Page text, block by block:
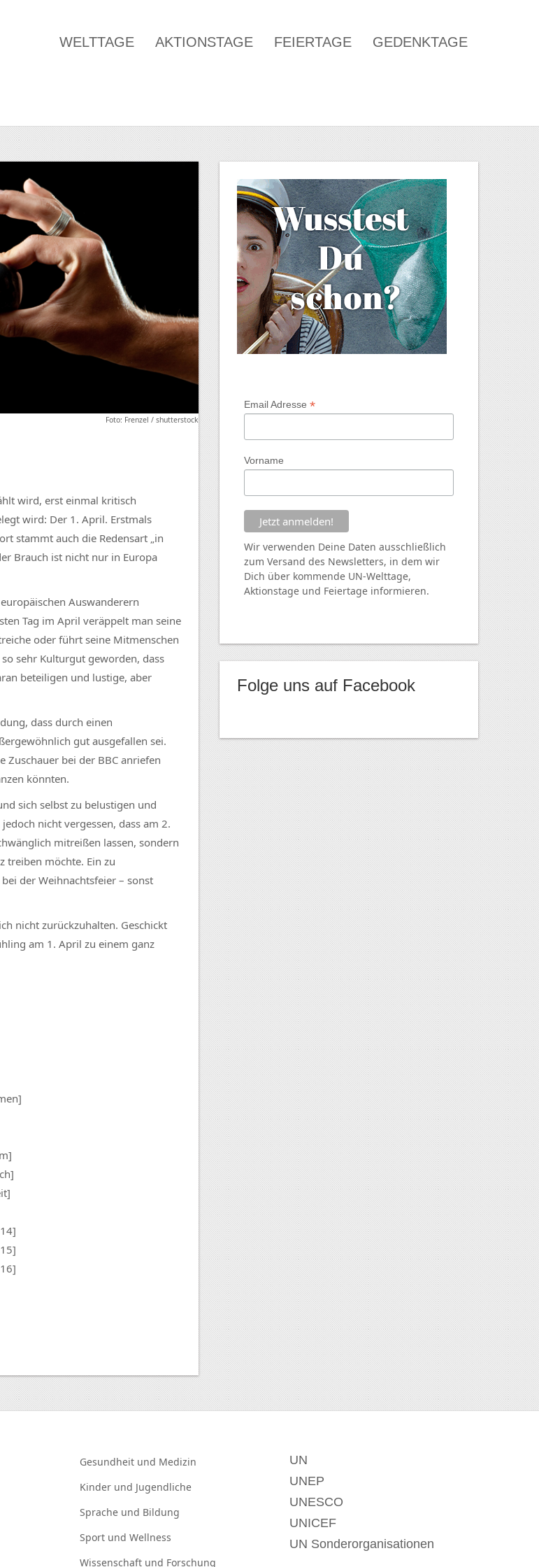
WELTTAGE AKTIONSTAGE FEIERTAGE GEDENKTAGE
Foto: Frenzel / shutterstock
wird, erst einmal kritisch
wird: Der 1. April. Erstmals
stammt auch die Redensart „in
Brauch ist nicht nur in Europa
Auswanderern
Tag im April veräppelt man seine
oder führt seine Mitmenschen
sehr Kulturgut geworden, dass
beteiligen und lustige, aber
dass durch einen
gut ausgefallen sei.
bei der BBC anriefen
könnten.
sich selbst zu belustigen und
nicht vergessen, dass am 2.
mitreißen lassen, sondern
treiben möchte. Ein zu
der Weihnachtsfeier – sonst
nicht zurückzuhalten. Geschickt
am 1. April zu einem ganz
Email Adresse *
Vorname
Wir verwenden Deine Daten ausschließlich
zum Versand des Newsletters, in dem wir
Dich über kommende UN-Welttage,
Aktionstage und Feiertage informieren.
Folge uns auf Facebook
Gesundheit und Medizin
Kinder und Jugendliche
Sprache und Bildung
Sport und Wellness
Wissenschaft und Forschung
UN
UNEP
UNESCO
UNICEF
UN Sonderorganisationen